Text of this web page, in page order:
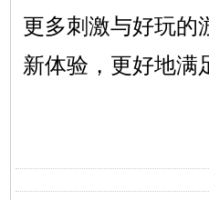
更多刺激与好玩的
新体验，更好地满